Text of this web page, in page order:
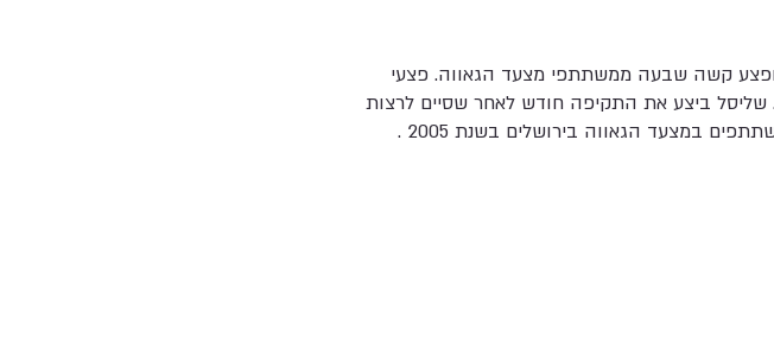
קשה שבעה ממשתתפי מצעד הגאווה. פצעי
הביאו למותה של שירה בנקי, תלמידת תיכון בת 16 . שליסל ביצע את התקיפה חודש לאחר שסיים לרצות
במצעד הגאווה בירושלים בשנת 2005 .